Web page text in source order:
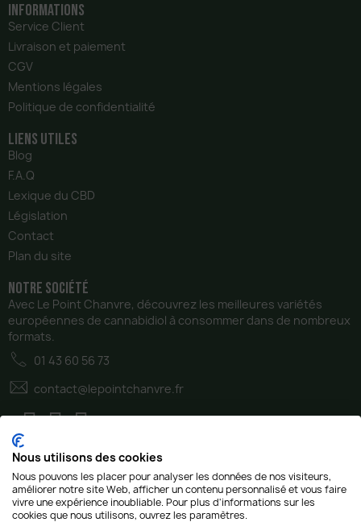
Informations
Service Client
Livraison et paiement
CGV
Mentions légales
Politique de confidentialité
liens utiles
Blog
F.A.Q
Lexique du CBD
Législation
Contact
Plan du site
notre Société
Avec Le Point Chanvre, découvrez les meilleures variétés
européennes de cannabidiol à consommer dans de nombreux
formats.
01 43 60 56 73
contact@lepointchanvre.fr
Nous utilisons des cookies
Nous pouvons les placer pour analyser les données de nos visiteurs,
améliorer notre site Web, afficher un contenu personnalisé et vous faire
vivre une expérience inoubliable. Pour plus d'informations sur les
cookies que nous utilisons, ouvrez les paramètres.